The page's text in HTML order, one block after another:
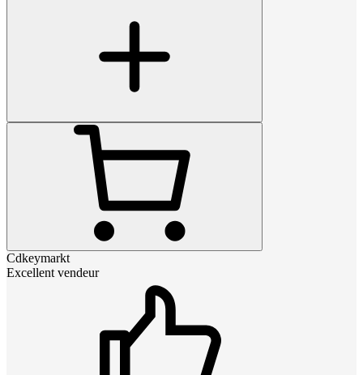
Cdkeymarkt
Excellent vendeur